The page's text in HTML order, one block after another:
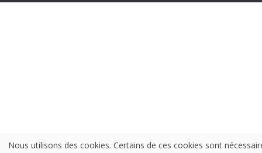
Nous utilisons des cookies. Certains de ces cookies sont